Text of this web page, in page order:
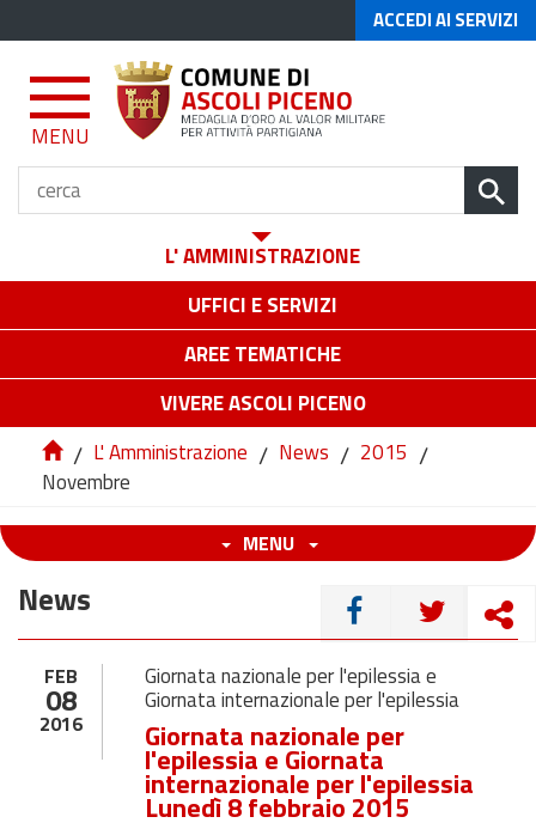
ACCEDI AI SERVIZI
MENU
L' AMMINISTRAZIONE
UFFICI E SERVIZI
AREE TEMATICHE
VIVERE ASCOLI PICENO
/ L' Amministrazione / News / 2015 /
Novembre
MENU
CONDIVIDI
News
FEB
08
2016
Giornata nazionale per l'epilessia e
Giornata internazionale per l'epilessia
Giornata nazionale per
l'epilessia e Giornata
internazionale per l'epilessia
Lunedì 8 febbraio 2015